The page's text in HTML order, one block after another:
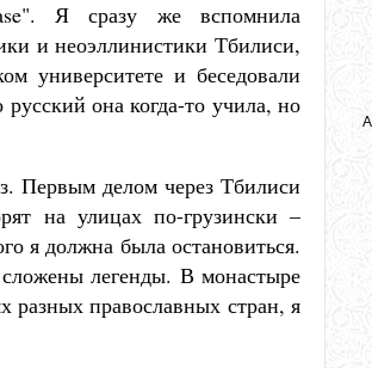
Я сразу же вспомнила
и неоэллинистики Тбилиси,
университете и беседовали
она когда-то учила, но
Первым делом через Тбилиси
на улицах по-грузински –
я должна была остановиться.
легенды. В монастыре
православных стран, я